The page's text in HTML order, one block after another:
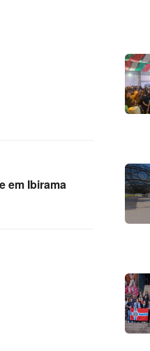
em Ibirama